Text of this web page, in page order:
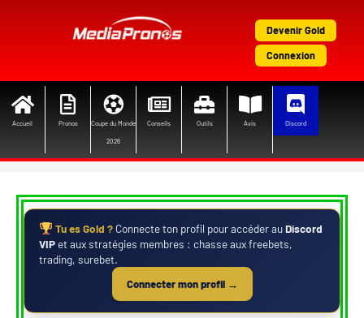
Devenir Gold
Connexion
Accueil Pronos Coupe du Monde
2026
Conseils Outils Avis Discord
Tu es Gold ? Connecte ton profil pour accéder auDiscord
VIPet aux stratégies membres : chasse aux freebets,
trading, surebet.
Connecter mon profil →